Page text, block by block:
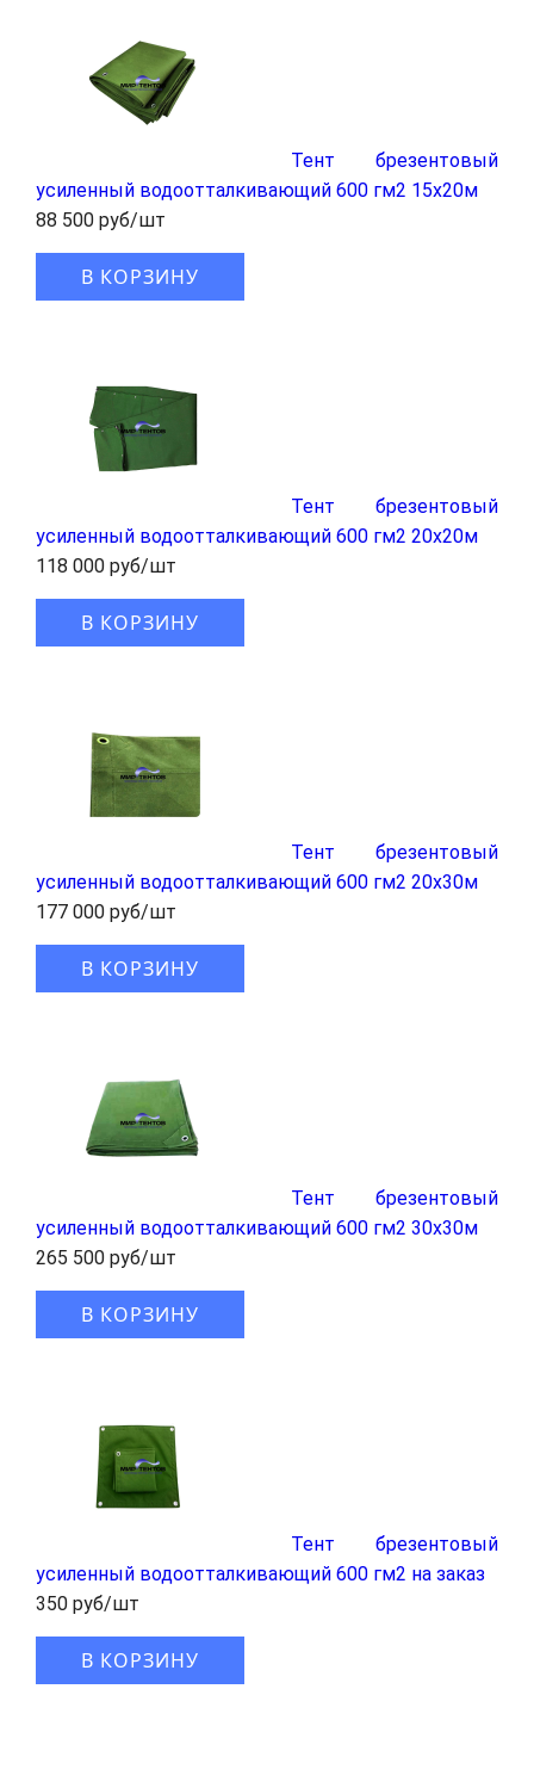
Тент брезентовый
усиленный водоотталкивающий 600 гм2 15x20м
88 500 руб/шт
В КОРЗИНУ
Тент брезентовый
усиленный водоотталкивающий 600 гм2 20x20м
118 000 руб/шт
В КОРЗИНУ
Тент брезентовый
усиленный водоотталкивающий 600 гм2 20x30м
177 000 руб/шт
В КОРЗИНУ
Тент брезентовый
усиленный водоотталкивающий 600 гм2 30x30м
265 500 руб/шт
В КОРЗИНУ
Тент брезентовый
усиленный водоотталкивающий 600 гм2 на заказ
350 руб/шт
В КОРЗИНУ